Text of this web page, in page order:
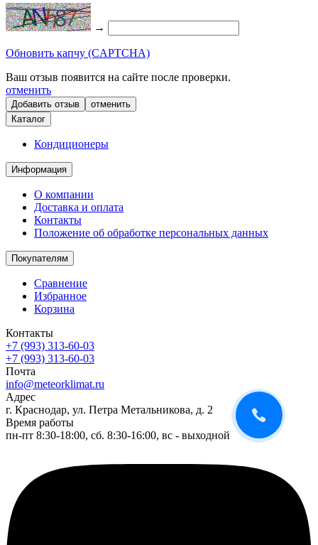
→
Обновить капчу (CAPTCHA)
Ваш отзыв появится на сайте после проверки.
отменить
отменить
Каталог
Кондиционеры
Информация
О компании
Доставка и оплата
Контакты
Положение об обработке персональных данных
Покупателям
Сравнение
Избранное
Корзина
Контакты
+7 (993) 313-60-03
+7 (993) 313-60-03
Почта
info@meteorklimat.ru
Адрес
г. Краснодар, ул. Петра Метальникова, д. 2
Время работы
пн-пт 8:30-18:00, сб. 8:30-16:00, вс - выходной